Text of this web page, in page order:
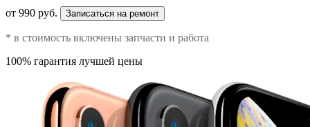
от 990 руб. Записаться на ремонт
* в стоимость включены запчасти и работа
100% гарантия лучшей цены